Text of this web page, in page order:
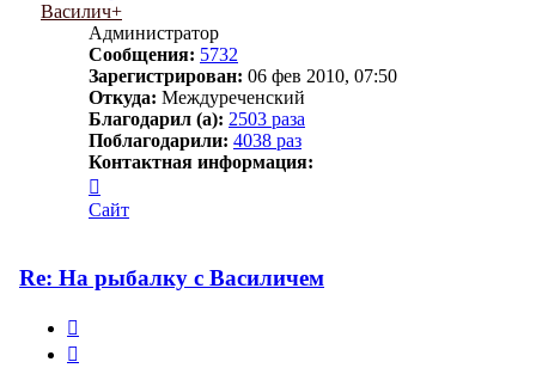
Василич+
Администратор
Сообщения: 5732
Зарегистрирован: 06 фев 2010, 07:50
Откуда: Междуреченский
Благодарил (а): 2503 раза
Поблагодарили: 4038 раз
Контактная информация:
информация
пользователя
Сайт
Re: На рыбалку с Василичем